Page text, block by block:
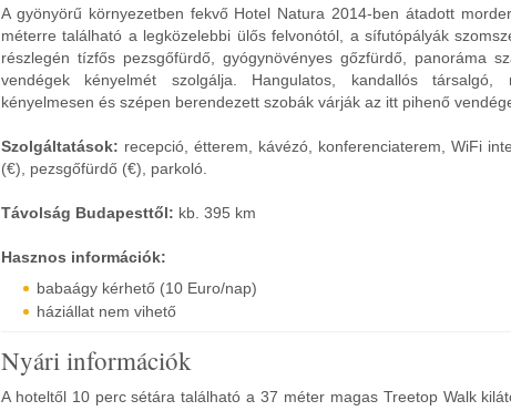
A gyönyörű környezetben fekvő Hotel Natura 2014-ben átadott
méterre található a legközelebbi ülős felvonótól, a sífutópályák
részlegén tízfős pezsgőfürdő, gyógynövényes gőzfürdő, panoráma
vendégek kényelmét szolgálja. Hangulatos, kandallós társalgó,
kényelmesen és szépen berendezett szobák várják az itt pihenő
Szolgáltatások: recepció, étterem, kávézó, konferenciaterem, WiFi
(€), pezsgőfürdő (€), parkoló.
Távolság Budapesttől: kb. 395 km
Hasznos információk:
babaágy kérhető (10 Euro/nap)
háziállat nem vihető
Nyári információk
A hoteltől 10 perc sétára található a 37 méter magas Treetop Walk